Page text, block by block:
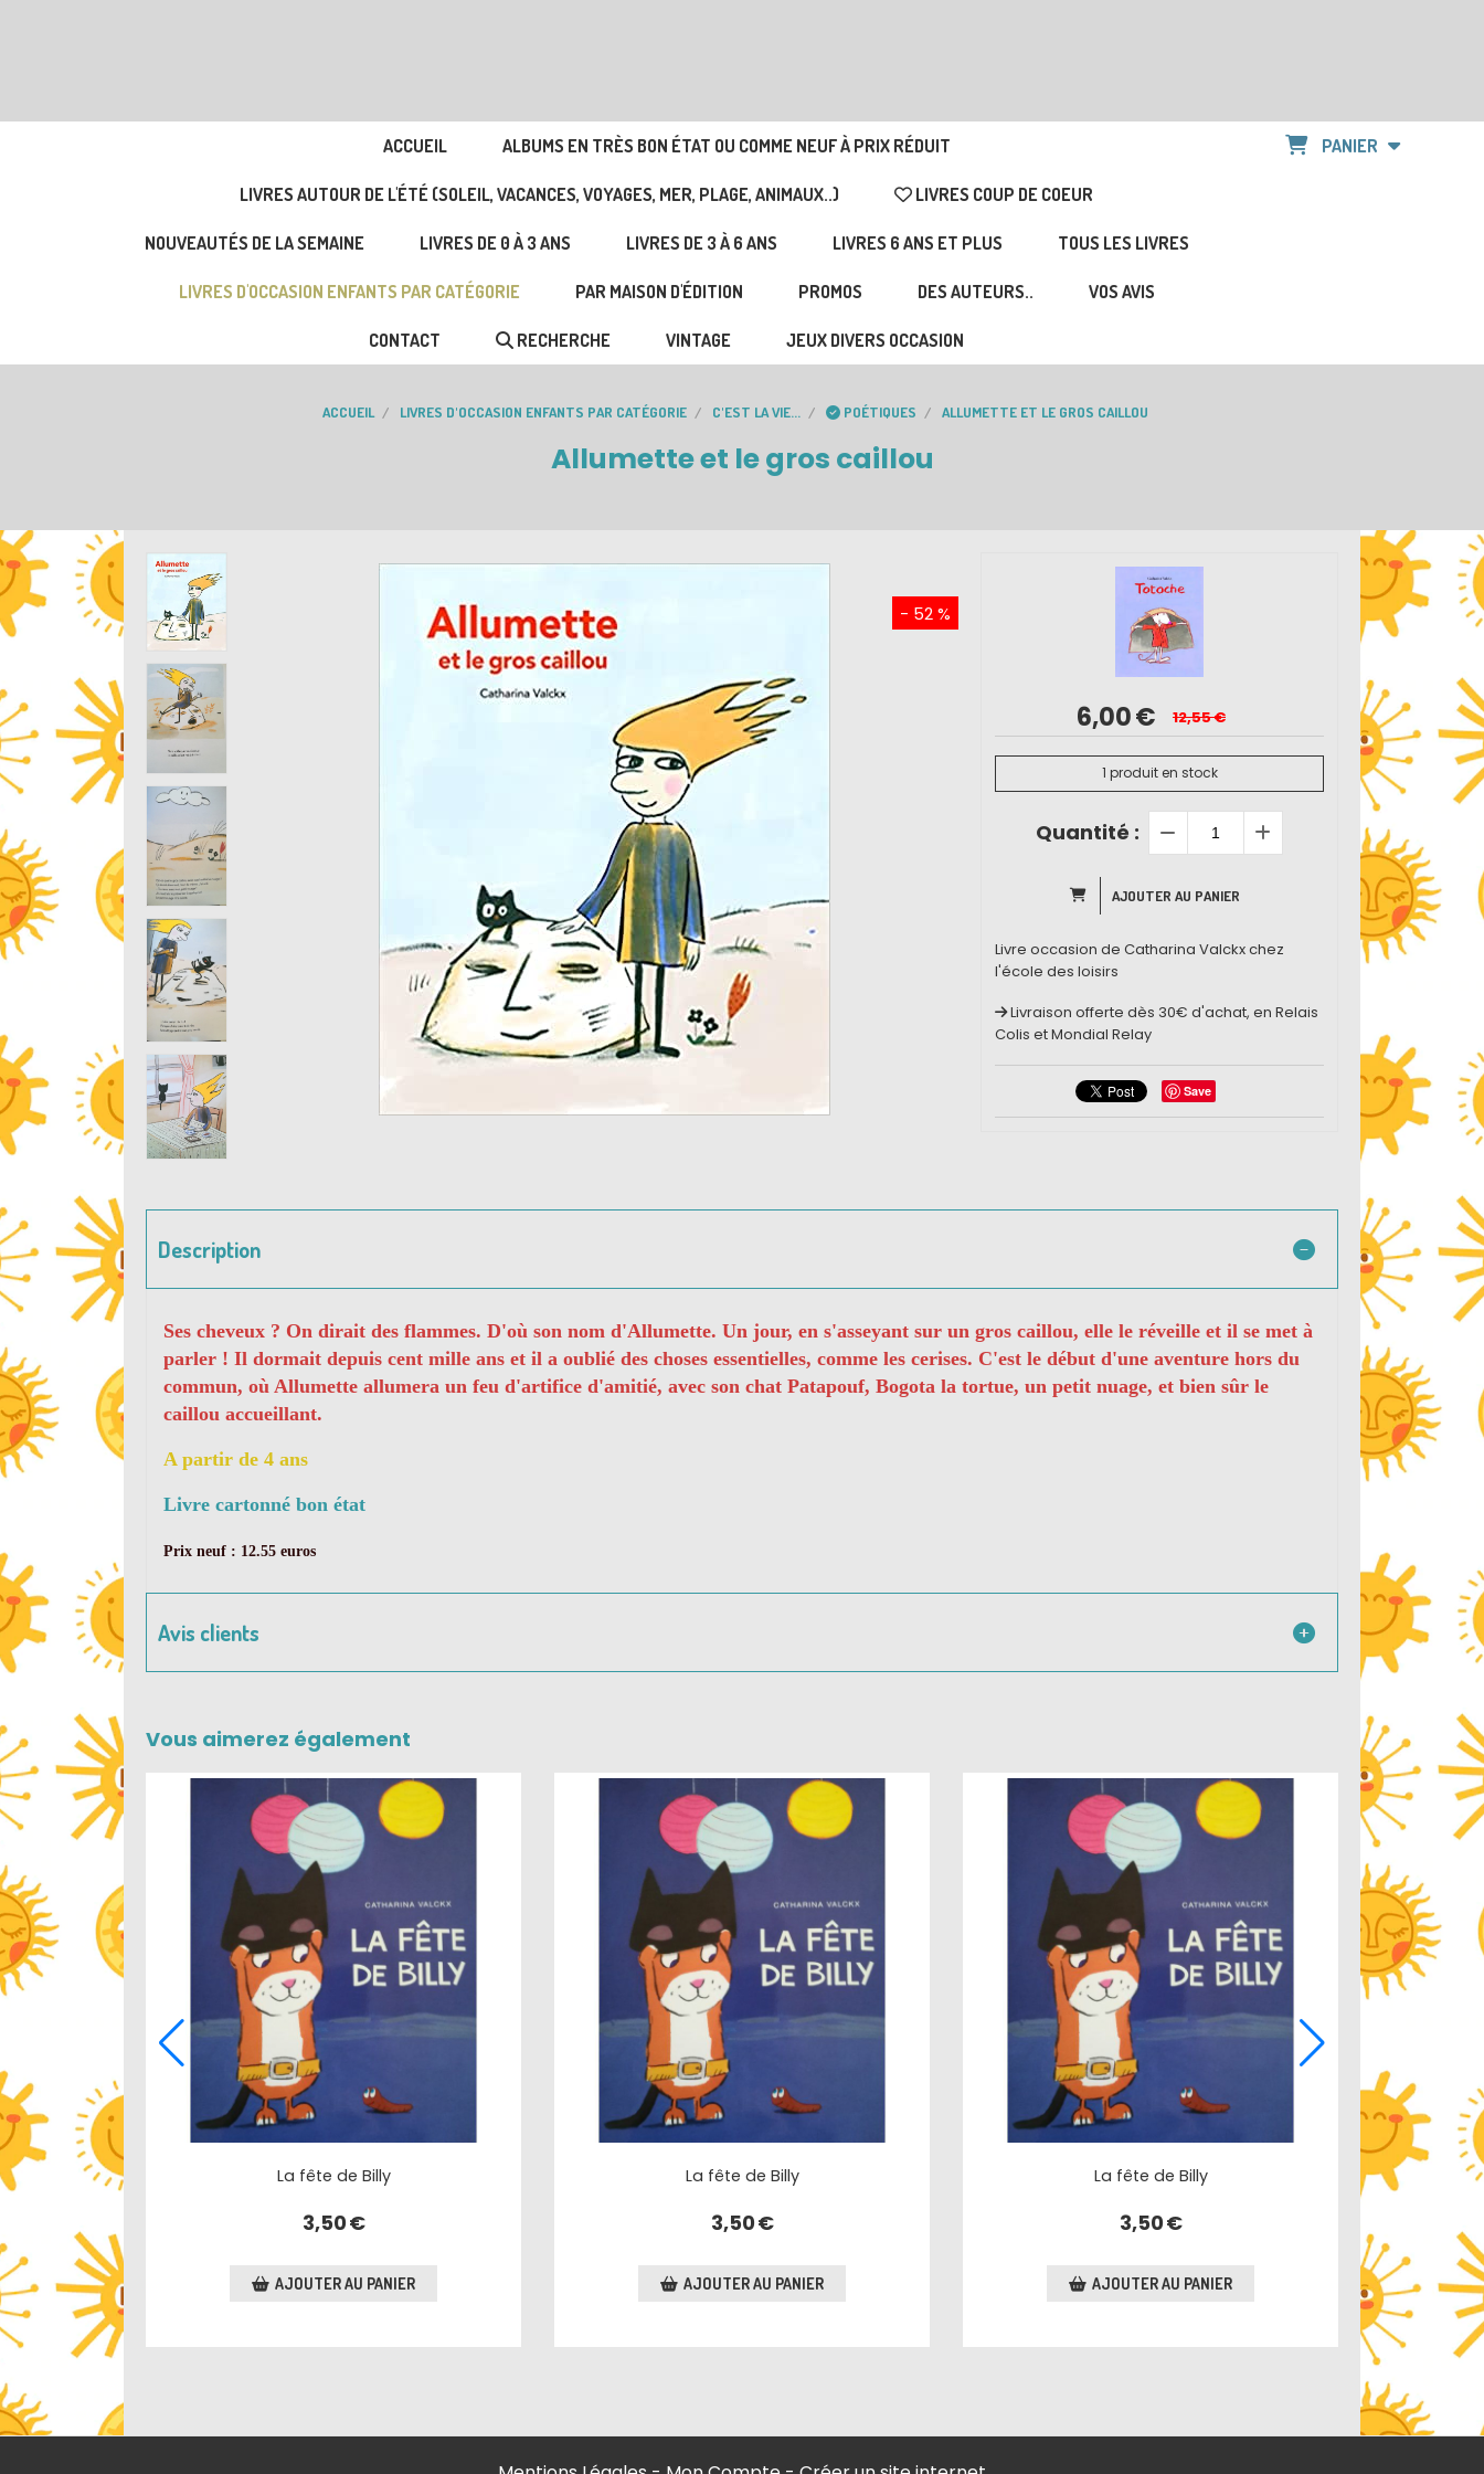
ACCUEIL ALBUMS EN TRÈS BON ÉTAT OU COMME NEUF À PRIX RÉDUIT
LIVRES AUTOUR DE L'ÉTÉ (SOLEIL, VACANCES, VOYAGES, MER, PLAGE, ANIMAUX..) LIVRES COUP DE COEUR
NOUVEAUTÉS DE LA SEMAINE LIVRES DE 0 À 3 ANS LIVRES DE 3 À 6 ANS LIVRES 6 ANS ET PLUS TOUS LES LIVRES
LIVRES D'OCCASION ENFANTS PAR CATÉGORIE PAR MAISON D'ÉDITION PROMOS DES AUTEURS.. VOS AVIS
CONTACT RECHERCHE VINTAGE JEUX DIVERS OCCASION
PANIER
ACCUEIL LIVRES D'OCCASION ENFANTS PAR CATÉGORIE C'EST LA VIE... POÉTIQUES ALLUMETTE ET LE GROS CAILLOU
Allumette et le gros caillou
- 52 %
6,00€ 12,55€
1 produit en stock
Quantité :
AJOUTER AU PANIER
Livre occasion de Catharina Valckx chez
l'école des loisirs
Livraison offerte dès 30€ d'achat, en Relais
Colis et Mondial Relay
Save
Description
Ses cheveux ? On dirait des flammes. D'où son nom d'Allumette. Un jour, en s'asseyant sur un gros caillou, elle le réveille et il se met à
parler ! Il dormait depuis cent mille ans et il a oublié des choses essentielles, comme les cerises. C'est le début d'une aventure hors du
commun, où Allumette allumera un feu d'artifice d'amitié, avec son chat Patapouf, Bogota la tortue, un petit nuage, et bien sûr le
caillou accueillant.
A partir de 4 ans
Livre cartonné bon état
Prix neuf : 12.55 euros
Avis clients
Vous aimerez également
La fête de Billy
3,50€
AJOUTER AU PANIER
La fête de Billy
3,50€
AJOUTER AU PANIER
La fête de Billy
3,50€
AJOUTER AU PANIER